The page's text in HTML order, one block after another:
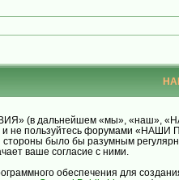
(в дальнейшем «мы», «наш»,
и не пользуйтесь форумами
стороны было бы разумным
ваше согласие с ними.
обеспечения для